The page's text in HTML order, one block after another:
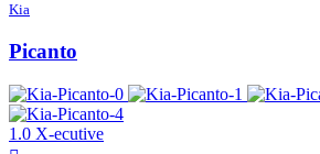
Kia
Picanto
1.0 X-ecutive